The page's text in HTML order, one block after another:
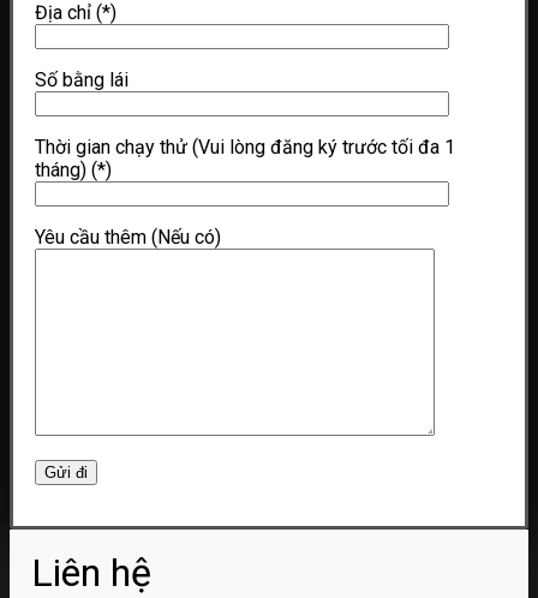
Địa chỉ (*)
Số bằng lái
Thời gian chạy thử (Vui lòng đăng ký trước tối đa 1
tháng) (*)
Yêu cầu thêm (Nếu có)
Liên hệ